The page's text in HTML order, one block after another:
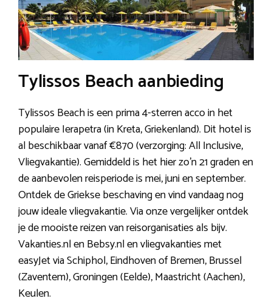
Tylissos Beach aanbieding
Tylissos Beach is een prima 4-sterren acco in het
populaire Ierapetra (in Kreta, Griekenland). Dit hotel is
al beschikbaar vanaf €870 (verzorging: All Inclusive,
Vliegvakantie). Gemiddeld is het hier zo’n 21 graden en
de aanbevolen reisperiode is mei, juni en september.
Ontdek de Griekse beschaving en vind vandaag nog
jouw ideale vliegvakantie. Via onze vergelijker ontdek
je de mooiste reizen van reisorganisaties als bijv.
Vakanties.nl en Bebsy.nl en vliegvakanties met
easyJet via Schiphol, Eindhoven of Bremen, Brussel
(Zaventem), Groningen (Eelde), Maastricht (Aachen),
Keulen.